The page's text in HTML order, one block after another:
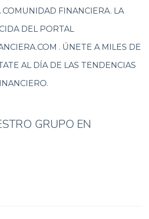
FINANCIERA. LA
DEL PORTAL
. ÚNETE A MILES DE
AL DÍA DE LAS TENDENCIAS
GRUPO EN